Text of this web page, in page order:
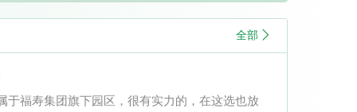
全部
于福寿集团旗下园区，很有实力的，在这选也放